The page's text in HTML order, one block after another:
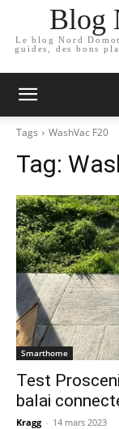
Blog
Le blog Nord
guides, des bons
Tags WashVac F20
Tag:
Smarthome
Test
balai
Kragg - 14 mars 2023